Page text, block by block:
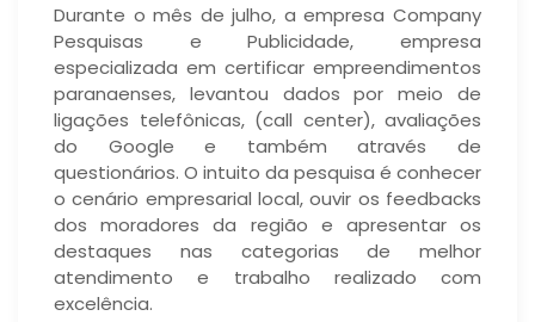
Durante o mês de julho, a empresa Company
Pesquisas e Publicidade, empresa
especializada em certificar empreendimentos
paranaenses, levantou dados por meio de
ligações telefônicas, (call center), avaliações
do Google e também através de
questionários. O intuito da pesquisa é conhecer
o cenário empresarial local, ouvir os feedbacks
dos moradores da região e apresentar os
destaques nas categorias de melhor
atendimento e trabalho realizado com
excelência.